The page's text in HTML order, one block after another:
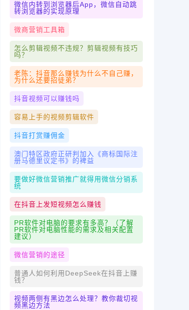
微信内转到浏览器后app，微信自动跳
转浏览器的实现原理
微商营销工具箱
怎么剪辑视频不违规？剪辑视频有技巧
吗？
老陈：抖音那么赚钱为什么不自己赚，
为什么还要招徒弟？
抖音视频可以赚钱吗
容易上手的视频剪辑软件
抖音打赏赚佣金
澳门特区政府正研判加入《商标国际注
册马德里议定书》的裨益
要做好微信营销推广就得用微信分销系
统
在抖音上发短视频怎么赚钱
PR软件对电脑的要求有多高？（了解
PR软件对电脑性能的需求及相关配置
建议）
微信营销的途径
普通人如何利用DeepSeek在抖音上赚
钱？
视频两侧有黑边怎么处理？教你裁切视
频黑边方法